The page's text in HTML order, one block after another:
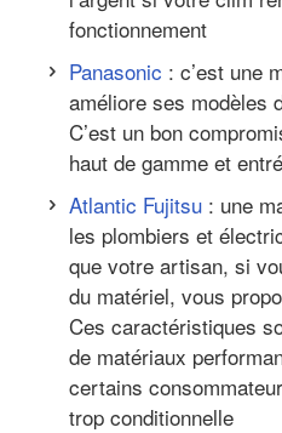
fonctionnement
Panasonic : c’est une
améliore ses modèles
C’est un bon
haut de gamme et
Atlantic Fujitsu : une
les plombiers et
que votre artisan, si
du matériel, vous
Ces caractéristiques
de matériaux
certains
trop conditionnelle